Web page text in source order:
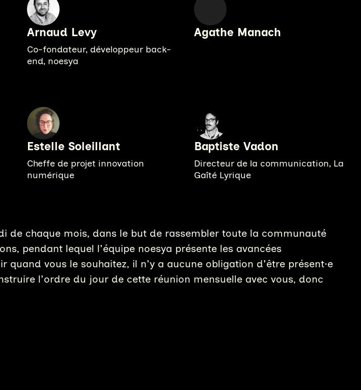
Arnaud Levy
Co-fondateur, développeur back-
end, noesya
Agathe Manach
Estelle Soleillant
Cheffe de projet innovation
numérique
Baptiste Vadon
Directeur de la communication, La
Gaîté Lyrique
de chaque mois, dans le but de rassembler toute la communauté
pendant lequel l'équipe noesya présente les avancées
quand vous le souhaitez, il n'y a aucune obligation d'être présent·e
l'ordre du jour de cette réunion mensuelle avec vous, donc